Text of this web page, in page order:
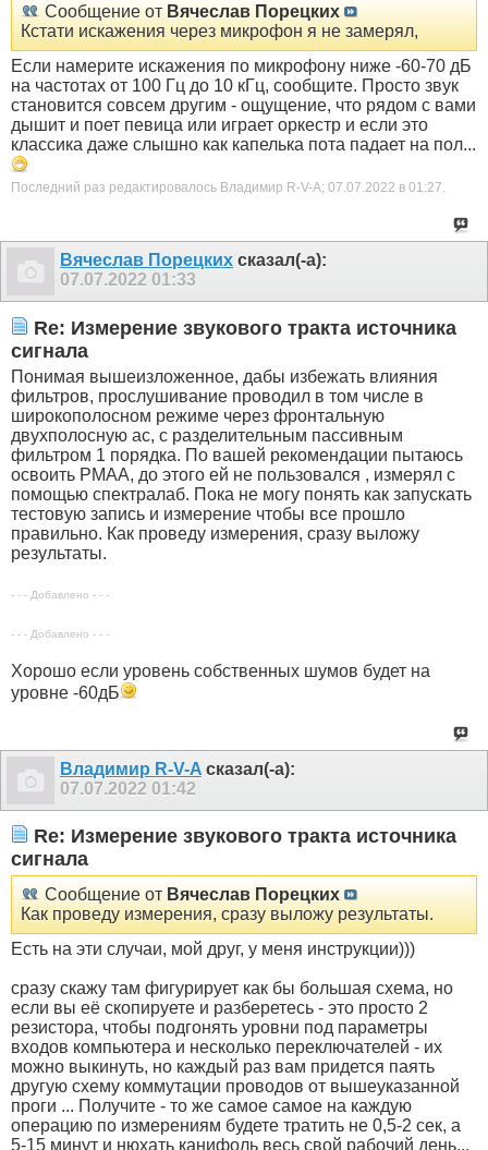
Сообщение от Вячеслав Порецких
Кстати искажения через микрофон я не замерял,
Если намерите искажения по микрофону ниже -60-70 дБ
на частотах от 100 Гц до 10 кГц, сообщите. Просто звук
становится совсем другим - ощущение, что рядом с вами
дышит и поет певица или играет оркестр и если это
классика даже слышно как капелька пота падает на пол...
Последний раз редактировалось Владимир R-V-A; 07.07.2022 в 01:27.
Вячеслав Порецких сказал(-а):
07.07.2022 01:33
Re: Измерение звукового тракта источника
сигнала
Понимая вышеизложенное, дабы избежать влияния
фильтров, прослушивание проводил в том числе в
широкополосном режиме через фронтальную
двухполосную ас, с разделительным пассивным
фильтром 1 порядка. По вашей рекомендации пытаюсь
освоить PMAA, до этого ей не пользовался , измерял с
помощью спектралаб. Пока не могу понять как запускать
тестовую запись и измерение чтобы все прошло
правильно. Как проведу измерения, сразу выложу
результаты.
- - - Добавлено - - -
- - - Добавлено - - -
Хорошо если уровень собственных шумов будет на
уровне -60дБ
Владимир R-V-A сказал(-а):
07.07.2022 01:42
Re: Измерение звукового тракта источника
сигнала
Сообщение от Вячеслав Порецких
Как проведу измерения, сразу выложу результаты.
Есть на эти случаи, мой друг, у меня инструкции)))
сразу скажу там фигурирует как бы большая схема, но
если вы её скопируете и разберетесь - это просто 2
резистора, чтобы подгонять уровни под параметры
входов компьютера и несколько переключателей - их
можно выкинуть, но каждый раз вам придется паять
другую схему коммутации проводов от вышеуказанной
проги ... Получите - то же самое самое на каждую
операцию по измерениям будете тратить не 0,5-2 сек, а
5-15 минут и нюхать канифоль весь свой рабочий день...